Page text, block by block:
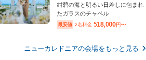
紺碧の海と明るい日差しに包まれ
たガラスのチャペル
最安値 2名料金 518,000円〜
ニューカレドニアの会場をもっと見る